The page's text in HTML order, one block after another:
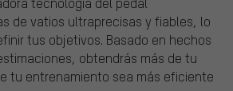
de vatios ultraprecisas y fiables, lo
tus objetivos. Basado en hechos
obtendrás más de tu
tu entrenamiento sea más eficiente